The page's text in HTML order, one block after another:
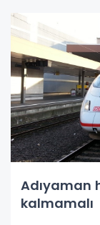
Adıyaman
kalmamalı